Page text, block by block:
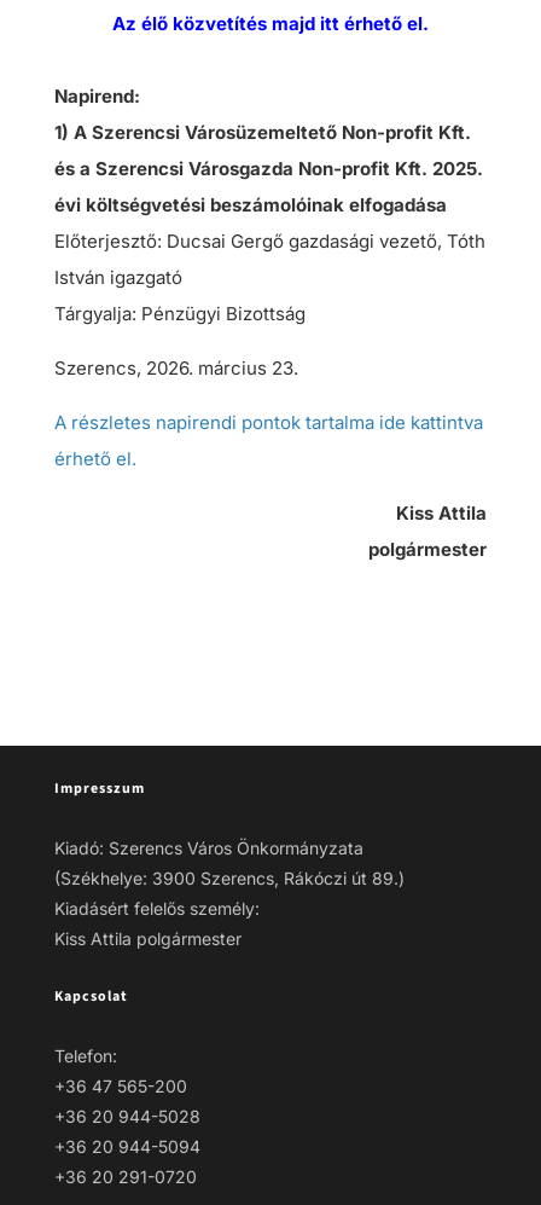
Az élő közvetítés majd itt érhető el.
Napirend:
1) A Szerencsi Városüzemeltető Non-profit Kft.
és a Szerencsi Városgazda Non-profit Kft. 2025.
évi költségvetési beszámolóinak elfogadása
Előterjesztő: Ducsai Gergő gazdasági vezető, Tóth
István igazgató
Tárgyalja: Pénzügyi Bizottság
Szerencs, 2026. március 23.
A részletes napirendi pontok tartalma ide kattintva
érhető el.
Kiss Attila
polgármester
Impresszum
Kiadó: Szerencs Város Önkormányzata
(Székhelye: 3900 Szerencs, Rákóczi út 89.)
Kiadásért felelős személy:
Kiss Attila polgármester
Kapcsolat
Telefon:
+36 47 565-200
+36 20 944-5028
+36 20 944-5094
+36 20 291-0720